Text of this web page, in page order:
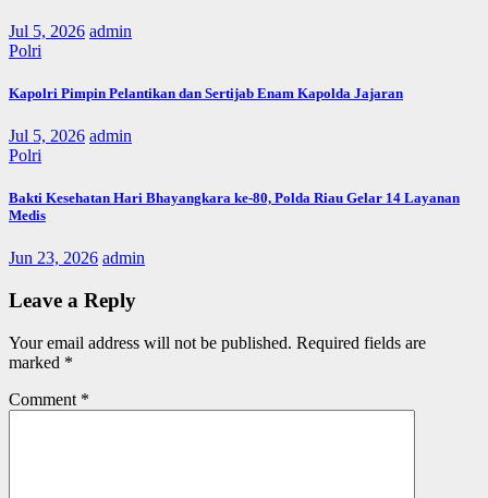
Jul 5, 2026 admin
Polri
Kapolri Pimpin Pelantikan dan Sertijab Enam Kapolda Jajaran
Jul 5, 2026 admin
Polri
Bakti Kesehatan Hari Bhayangkara ke-80, Polda Riau Gelar 14 Layanan
Medis
Jun 23, 2026 admin
Leave a Reply
Your email address will not be published. Required fields are
marked *
Comment *